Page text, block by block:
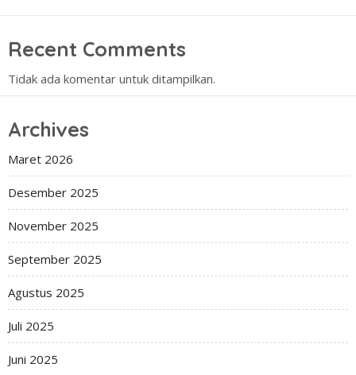
Recent Comments
Tidak ada komentar untuk ditampilkan.
Archives
Maret 2026
Desember 2025
November 2025
September 2025
Agustus 2025
Juli 2025
Juni 2025